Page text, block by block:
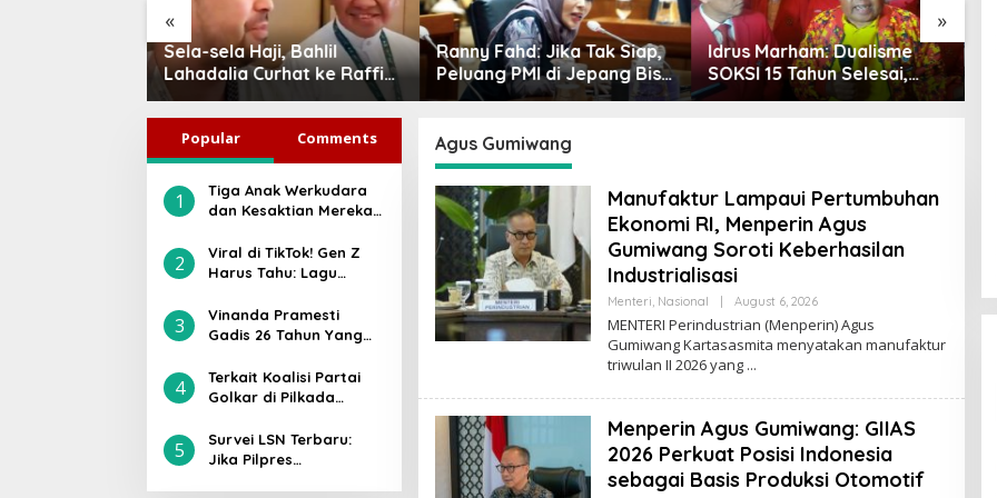
« »
Ranny Fahd: Jika Tak Siap,
Peluang PMI di Jepang Bisa
Indonesia
Idrus Marham: Dualisme
SOKSI 15 Tahun Selesai,
Golkar Akui Hanya
Sari Yuliati Desak
Pengusutan Tuntas Kasus
Santri Tewas di Lombok:
Popular Comments
1
Tiga Anak Werkudara
dan Kesaktian Mereka:
atau Antasena, Siapa
Paling Kuat?
2
Viral di TikTok! Gen Z
Harus Tahu: Lagu
lama” Ternyata Bukan
Asli Milik Cici Paramida
3
Vinanda Pramesti
Gadis 26 Tahun Yang
di Pilwakot Kediri, Ini
Sosoknya
4
Terkait Koalisi Partai
Golkar di Pilkada
Ilyas Akbar Almadani:
Sebagai Kader Saya
5
Survei LSN Terbaru:
Jika Pilpres
Agus Gumiwang
Manufaktur Lampaui Pertumbuhan
Ekonomi RI, Menperin Agus
Gumiwang Soroti Keberhasilan
Industrialisasi
Menteri, Nasional August 6, 2026B
Y
R
O
A
MENTERI Perindustrian (Menperin) Agus
Gumiwang Kartasasmita menyatakan manufaktur
triwulan II 2026 yang
Menperin Agus Gumiwang: GIIAS
2026 Perkuat Posisi Indonesia
sebagai Basis Produksi Otomotif